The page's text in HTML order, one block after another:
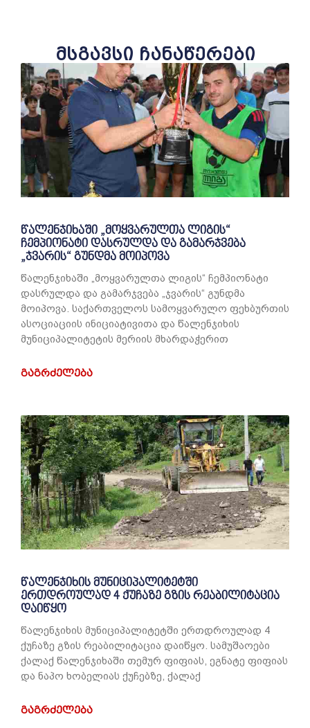
მსგავსი ჩანაწერები
წალენჯიხაში „მოყვარულთა ლიგის“
ჩემპიონატი დასრულდა და გამარჯვება
„ჯვარის“ გუნდმა მოიპოვა
წალენჯიხაში „მოყვარულთა ლიგის“ ჩემპიონატი
დასრულდა და გამარჯვება „ჯვარის“ გუნდმა
მოიპოვა. საქართველოს სამოყვარულო ფეხბურთის
ასოციაციის ინიციატივითა და წალენჯიხის
მუნიციპალიტეტის მერიის მხარდაჭერით
ᲒᲐᲒᲠᲫᲔᲚᲔᲑᲐ
წალენჯიხის მუნიციპალიტეტში
ერთდროულად 4 ქუჩაზე გზის რეაბილიტაცია
დაიწყო
წალენჯიხის მუნიციპალიტეტში ერთდროულად 4
ქუჩაზე გზის რეაბილიტაცია დაიწყო. სამუშაოები
ქალაქ წალენჯიხაში თემურ ფიფიას, ეგნატე ფიფიას
და ნაპო ხობელიას ქუჩებზე, ქალაქ
ᲒᲐᲒᲠᲫᲔᲚᲔᲑᲐ